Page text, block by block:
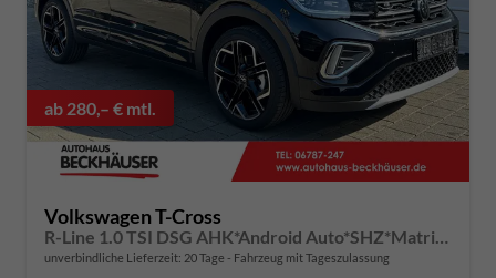
ab 280,– € mtl.
Volkswagen T-Cross
R-Line 1.0 TSI DSG AHK*Android Auto*SHZ*Matrix-LED*Kamera*Keyless*18"
unverbindliche Lieferzeit: 20 Tage Fahrzeug mit Tageszulassung